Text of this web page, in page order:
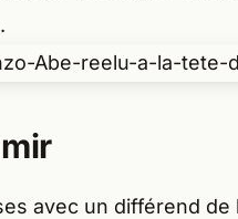
avec un différend